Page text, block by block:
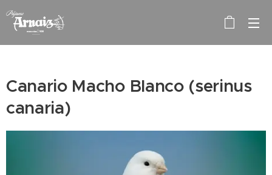
Canario Macho Blanco (serinus
canaria)